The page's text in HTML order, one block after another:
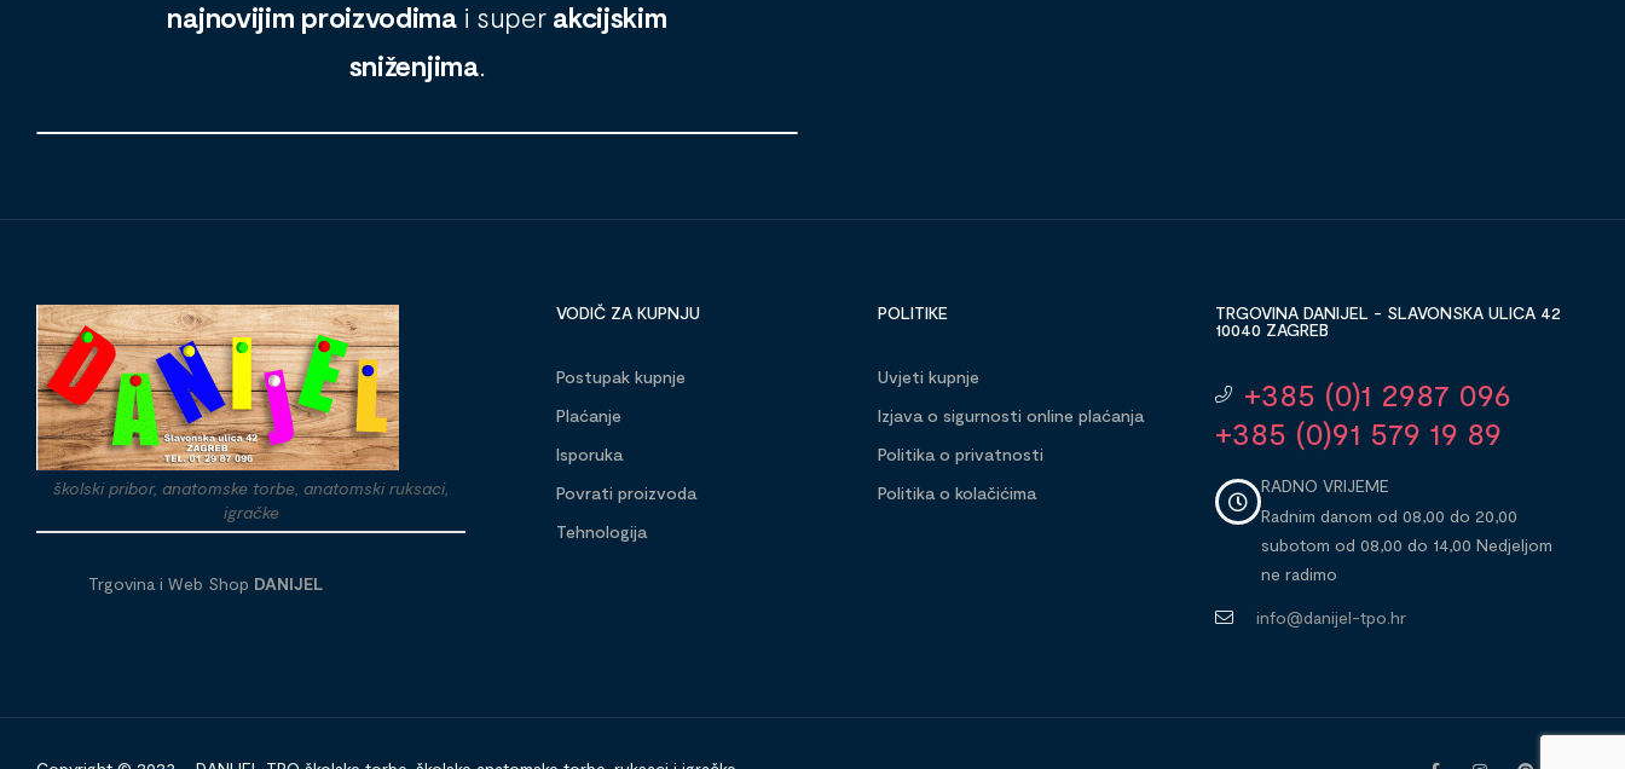
najnovijim proizvodimai super akcijskim
sniženjima.
školski pribor, anatomske torbe, anatomski ruksaci,
igračke
Trgovina i Web Shop DANIJEL
VODIČ ZA KUPNJU
Postupak kupnje
Plaćanje
Isporuka
Povrati proizvoda
Tehnologija
POLITIKE
Uvjeti kupnje
Izjava o sigurnosti online plaćanja
Politika o privatnosti
Politika o kolačićima
TRGOVINA DANIJEL - SLAVONSKA ULICA 42
10040 ZAGREB
+385 (0)1 2987 096
+385 (0)91 579 19 89
RADNO VRIJEME
Radnim danom od 08,00 do 20,00
subotom od 08,00 do 14,00 Nedjeljom
ne radimo
info@danijel-tpo.hr